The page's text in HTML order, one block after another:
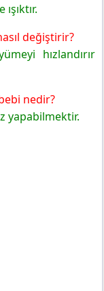
değiştirir?
hızlandırır
nedir?
yapabilmektir.